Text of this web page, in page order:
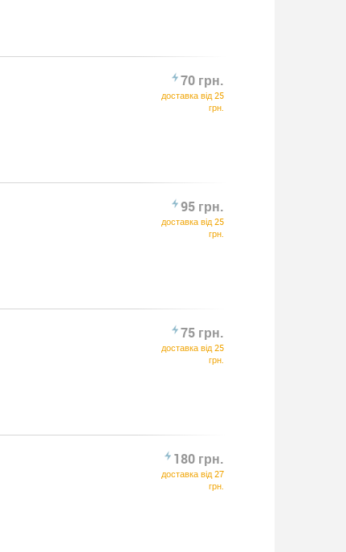
70 грн.
доставка від 25
грн.
95 грн.
доставка від 25
грн.
75 грн.
доставка від 25
грн.
180 грн.
доставка від 27
грн.